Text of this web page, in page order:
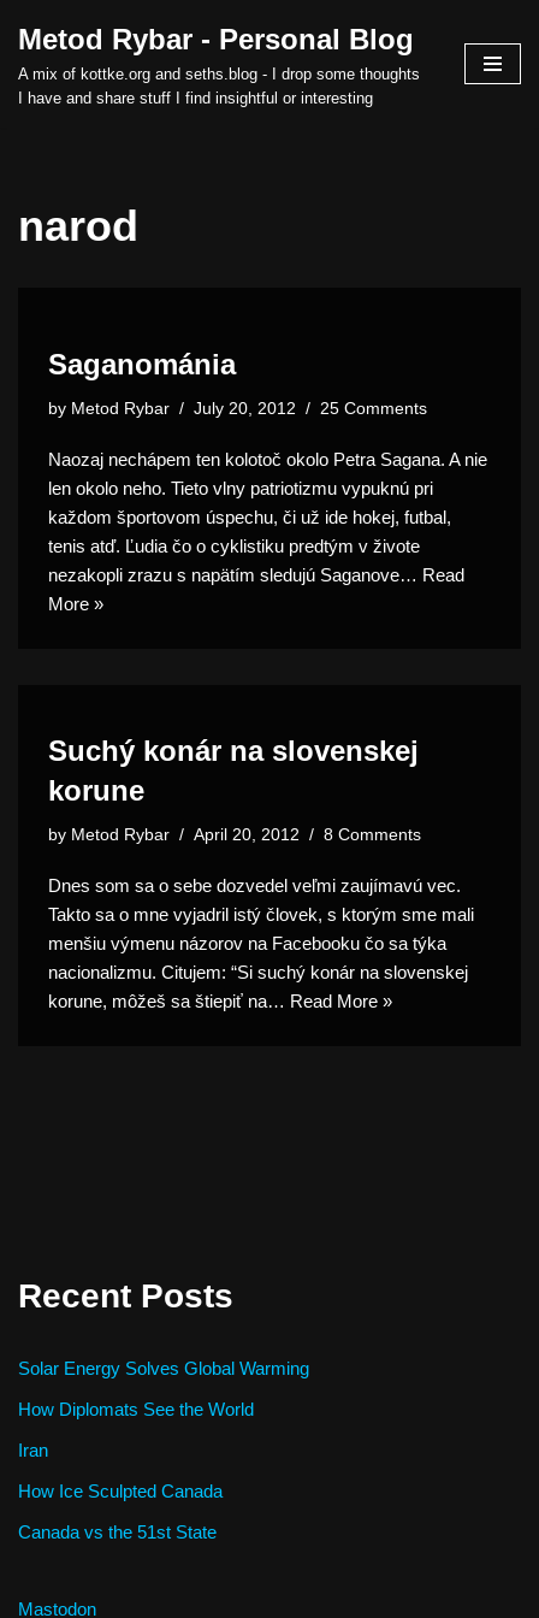
Skip
to
Metod Rybar - Personal Blog
A mix of kottke.org and seths.blog - I drop some thoughts
I have and share stuff I find insightful or interesting
narod
Saganománia
by Metod Rybar July 20, 2012 25 Comments
Naozaj nechápem ten kolotoč okolo Petra Sagana. A nie
len okolo neho. Tieto vlny patriotizmu vypuknú pri
každom športovom úspechu, či už ide hokej, futbal,
tenis atď. Ľudia čo o cyklistiku predtým v živote
nezakopli zrazu s napätím sledujú Saganove… Read
More »
Suchý konár na slovenskej
korune
by Metod Rybar April 20, 2012 8 Comments
Dnes som sa o sebe dozvedel veľmi zaujímavú vec.
Takto sa o mne vyjadril istý človek, s ktorým sme mali
menšiu výmenu názorov na Facebooku čo sa týka
nacionalizmu. Citujem: “Si suchý konár na slovenskej
korune, môžeš sa štiepiť na… Read More »
Recent Posts
Solar Energy Solves Global Warming
How Diplomats See the World
Iran
How Ice Sculpted Canada
Canada vs the 51st State
Mastodon